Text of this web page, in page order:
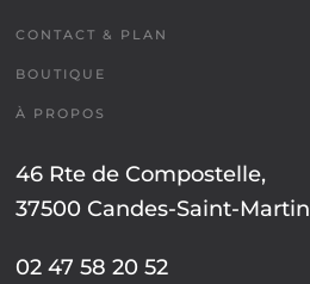
CONTACT & PLAN
BOUTIQUE
À PROPOS
46 Rte de Compostelle,
37500 Candes-Saint-Martin
02 47 58 20 52